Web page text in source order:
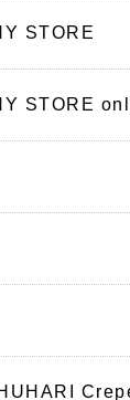
STORE
STORE